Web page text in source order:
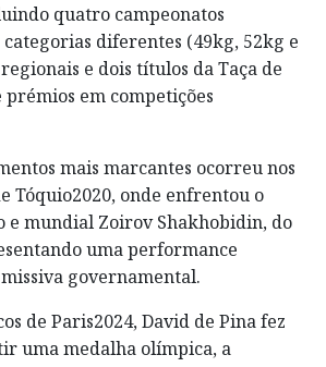
quatro campeonatos
diferentes (49kg, 52kg e
e dois títulos da Taça de
em competições
mais marcantes ocorreu nos
Tóquio2020, onde enfrentou o
e mundial Zoirov Shakhobidin, do
uma performance
governamental.
de Paris2024, David de Pina fez
uma medalha olímpica, a